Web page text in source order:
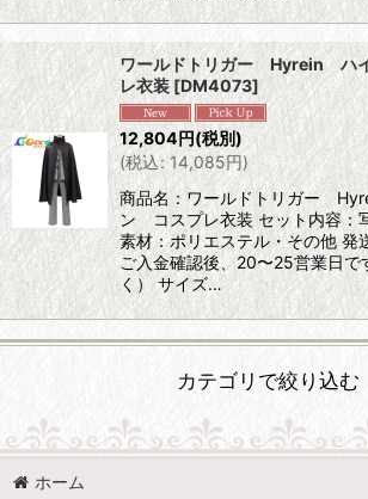
ワールドトリガー Hyrein ハ
レ衣装[DM4073]
12,804円(税別)
(税込: 14,085円)
商品名：ワールドトリガー
ン コスプレ衣装 セット内容：
素材：ポリエステル・その他 発
ご入金確認後、20〜25営業日で
く） サイズ…
カテゴリで絞り込む
コスプレ衣装 わ行 (全商品)
ワールドトリガー
ホーム